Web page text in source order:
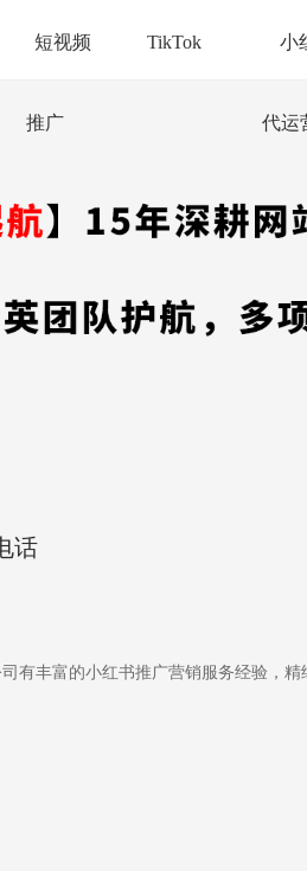
短视频
推广
TikTok 小
代运
话
有丰富的小红书推广营销服务经验，精